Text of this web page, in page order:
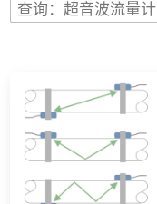
查询：超音波流量计